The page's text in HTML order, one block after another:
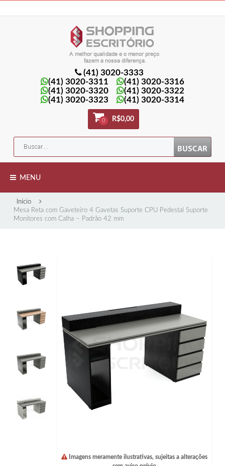
(41) 3020-3333
(41) 3020-3311
(41) 3020-3316
(41) 3020-3320
(41) 3020-3322
(41) 3020-3323
(41) 3020-3314
0 R$0,00
MENU
Início
Mesa Reta com Gaveteiro 4 Gavetas Suporte CPU Pedestal Suporte
Monitores com Calha – Padrão 42 mm
Imagens meramente ilustrativas, sujeitas a alterações